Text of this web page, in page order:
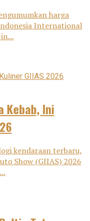
harga
International
Kebab, Ini
kendaraan terbaru,
Show (GIIAS) 2026